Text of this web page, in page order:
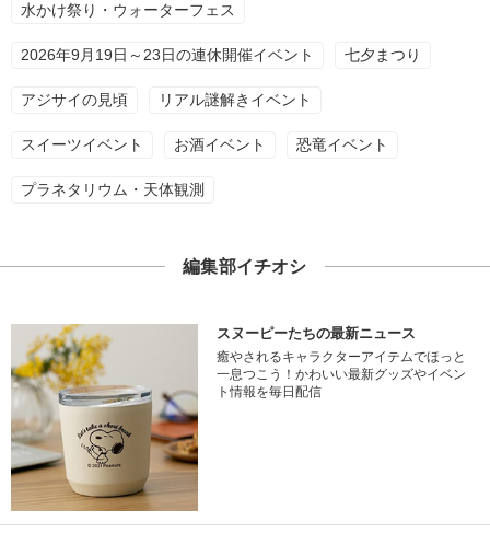
水かけ祭り・ウォーターフェス
2026年9月19日～23日の連休開催イベント 七夕まつり
アジサイの見頃 リアル謎解きイベント
スイーツイベント お酒イベント 恐竜イベント
プラネタリウム・天体観測
編集部イチオシ
スヌーピーたちの最新ニュース
癒やされるキャラクターアイテムでほっと
一息つこう！かわいい最新グッズやイベン
ト情報を毎日配信